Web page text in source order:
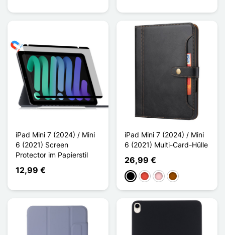
iPad Mini 7 (2024) / Mini
6 (2021) Screen
Protector im Papierstil
12,99 €
iPad Mini 7 (2024) / Mini
6 (2021) Multi-Card-Hülle
26,99 €
Schwarz
Rot PinkBraun